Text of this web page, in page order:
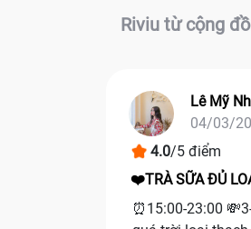
Riviu từ cộng
Lê Mỹ
04/03/
4.0/5 điểm
❤️TRÀ SỮA ĐỦ
⏰15:00-23:00